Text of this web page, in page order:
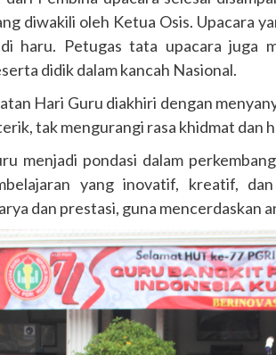
diwakili oleh Ketua Osis. Upacara
haru. Petugas tata upacara juga
didik dalam kancah Nasional.
Hari Guru diakhiri dengan
tak mengurangi rasa khidmat dan
menjadi pondasi dalam
yang inovatif, kreatif,
dan prestasi, guna mencerdaskan